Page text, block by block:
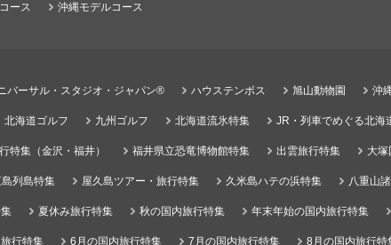
ース 沖縄モデルコース
バーサル・スタジオ・ジャパン® ハウステンボス 旭山動物園 沖
北海道ゴルフ 九州ゴルフ 北海道流氷特集 JR・列車でめぐる北海
特集（金沢・福井） 福井県立恐竜博物館特集 出雲旅行特集 大
列島特集 屋久島ツアー・旅行特集 久米島ハテの浜特集 八重山
夏休み旅行特集 秋の国内旅行特集 年末年始の国内旅行特集
行特集 6月の国内旅行特集 7月の国内旅行特集 8月の国内旅行特